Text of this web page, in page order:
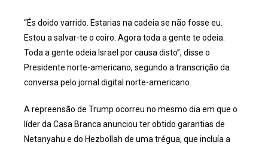
“És doido varrido. Estarias na cadeia se não fosse eu.
Estou a salvar-te o coiro. Agora toda a gente te odeia.
Toda a gente odeia Israel por causa disto”, disse o
Presidente norte-americano, segundo a transcrição da
conversa pelo jornal digital norte-americano.
A repreensão de Trump ocorreu no mesmo dia em que o
líder da Casa Branca anunciou ter obtido garantias de
Netanyahu e do Hezbollah de uma trégua, que incluía a